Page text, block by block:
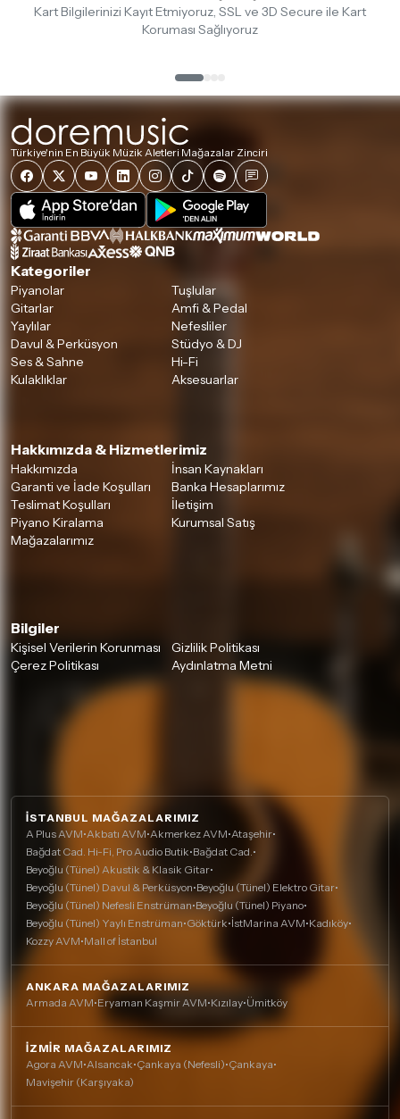
Kart Bilgilerinizi Kayıt Etmiyoruz, SSL ve 3D Secure ile Kart
Koruması Sağlıyoruz
Türkiye'nin En Büyük Müzik Aletleri Mağazalar Zinciri
Kategoriler
Piyanolar
Tuşlular
Gitarlar
Amfi & Pedal
Yaylılar
Nefesliler
Davul & Perküsyon
Stüdyo & DJ
Ses & Sahne
Hi-Fi
Kulaklıklar
Aksesuarlar
Hakkımızda & Hizmetlerimiz
Hakkımızda
İnsan Kaynakları
Garanti ve İade Koşulları
Banka Hesaplarımız
Teslimat Koşulları
İletişim
Piyano Kiralama
Kurumsal Satış
Mağazalarımız
Bilgiler
Kişisel Verilerin Korunması
Gizlilik Politikası
Çerez Politikası
Aydınlatma Metni
İSTANBUL MAĞAZALARIMIZ
A Plus AVM•Akbatı AVM•Akmerkez AVM•Ataşehir•
Bağdat Cad. Hi-Fi, Pro Audio Butik•Bağdat Cad.•
Beyoğlu (Tünel) Akustik & Klasik Gitar•
Beyoğlu (Tünel) Davul & Perküsyon•Beyoğlu (Tünel) Elektro Gitar•
Beyoğlu (Tünel) Nefesli Enstrüman•Beyoğlu (Tünel) Piyano•
Beyoğlu (Tünel) Yaylı Enstrüman•Göktürk•İstMarina AVM•Kadıköy•
Kozzy AVM•Mall of İstanbul
ANKARA MAĞAZALARIMIZ
Armada AVM•Eryaman Kaşmir AVM•Kızılay•Ümitköy
İZMIR MAĞAZALARIMIZ
Agora AVM•Alsancak•Çankaya (Nefesli)•Çankaya•
Mavişehir (Karşıyaka)